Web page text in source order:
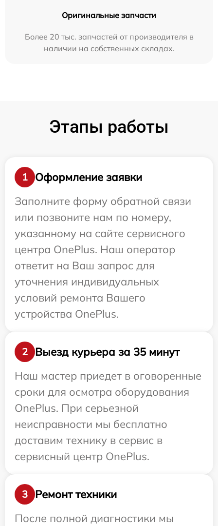
Оригинальные запчасти
Более 20 тыс. запчастей от производителя в
наличии на собственных складах.
Этапы работы
1
Оформление заявки
Заполните форму обратной связи
или позвоните нам по номеру,
указанному на сайте сервисного
центра OnePlus. Наш оператор
ответит на Ваш запрос для
уточнения индивидуальных
условий ремонта Вашего
устройства OnePlus.
2
Выезд курьера за 35 минут
Наш мастер приедет в оговоренные
сроки для осмотра оборудования
OnePlus. При серьезной
неисправности мы бесплатно
доставим технику в сервис в
сервисный центр OnePlus.
3
Ремонт техники
После полной диагностики мы